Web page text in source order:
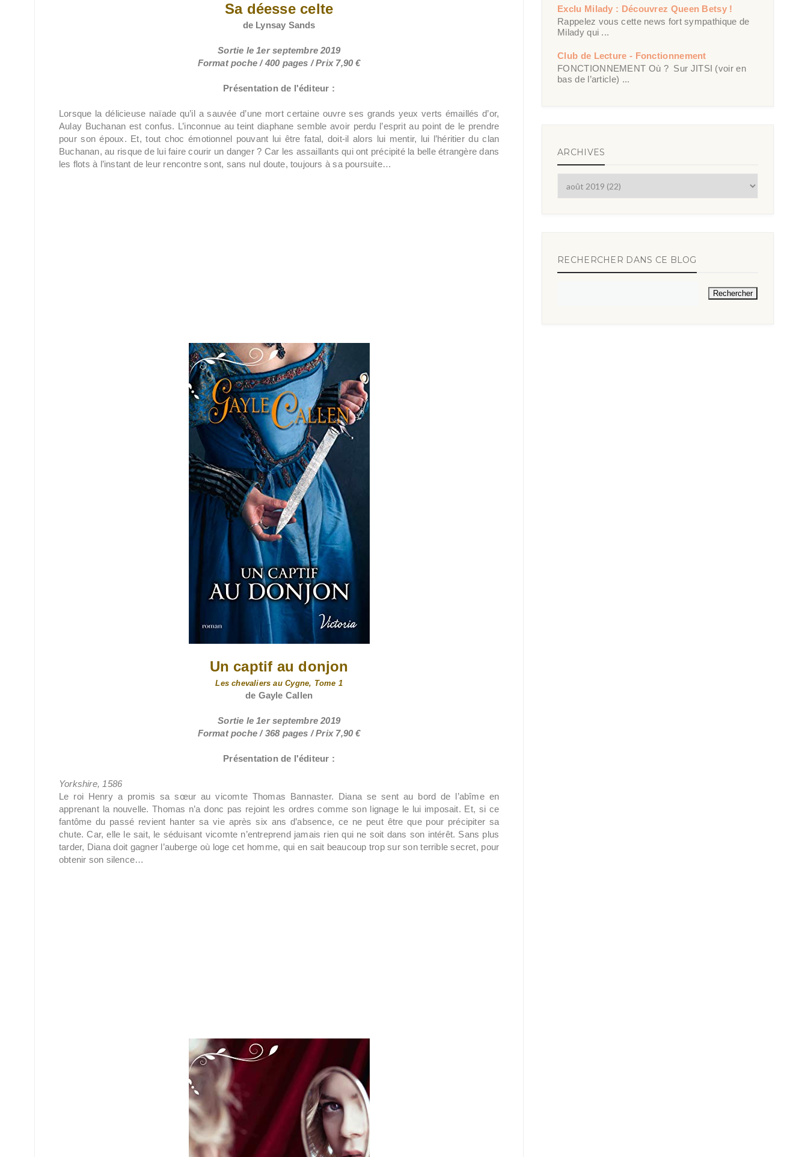
Sa déesse celte
de Lynsay Sands
Sortie le 1er septembre 2019
Format poche / 400 pages / Prix 7,90 €
Présentation de l'éditeur :
Lorsque la délicieuse naïade qu’il a sauvée d’une mort certaine ouvre ses grands yeux verts émaillés d’or,
Aulay Buchanan est confus. L’inconnue au teint diaphane semble avoir perdu l’esprit au point de le prendre
pour son époux. Et, tout choc émotionnel pouvant lui être fatal, doit-il alors lui mentir, lui l’héritier du clan
Buchanan, au risque de lui faire courir un danger ? Car les assaillants qui ont précipité la belle étrangère dans
les flots à l’instant de leur rencontre sont, sans nul doute, toujours à sa poursuite…
Un captif au donjon
Les chevaliers au Cygne, Tome 1
de Gayle Callen
Sortie le 1er septembre 2019
Format poche / 368 pages / Prix 7,90 €
Présentation de l'éditeur :
Yorkshire, 1586
Le roi Henry a promis sa sœur au vicomte Thomas Bannaster. Diana se sent au bord de l’abîme en
apprenant la nouvelle. Thomas n’a donc pas rejoint les ordres comme son lignage le lui imposait. Et, si ce
fantôme du passé revient hanter sa vie après six ans d’absence, ce ne peut être que pour précipiter sa
chute. Car, elle le sait, le séduisant vicomte n’entreprend jamais rien qui ne soit dans son intérêt. Sans plus
tarder, Diana doit gagner l’auberge où loge cet homme, qui en sait beaucoup trop sur son terrible secret, pour
obtenir son silence…
Exclu Milady : Découvrez Queen Betsy !
Rappelez vous cette news fort sympathique de
Milady qui ...
Club de Lecture - Fonctionnement
FONCTIONNEMENT Où ? Sur JITSI (voir en
bas de l’article) ...
ARCHIVES
RECHERCHER DANS CE BLOG